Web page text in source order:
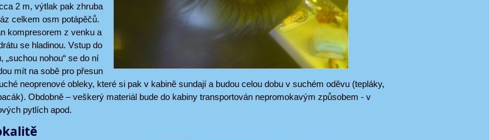
2 m, výtlak pak zhruba
celkem osm potápěčů.
kompresorem z venku a
se hladinou. Vstup do
„suchou nohou“ se do ní
mít na sobě pro přesun
neoprenové obleky, které si pak v kabině sundají a budou celou dobu v suchém oděvu (tepláky,
Obdobně – veškerý materiál bude do kabiny transportován nepromokavým způsobem - v
pytlích apod.